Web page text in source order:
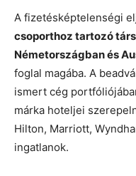
A fizetésképtelenségi
csoporthoz tartozó
Németországban és
foglal magába. A
ismert cég
márka hoteljei
Hilton, Marriott,
ingatlanok.